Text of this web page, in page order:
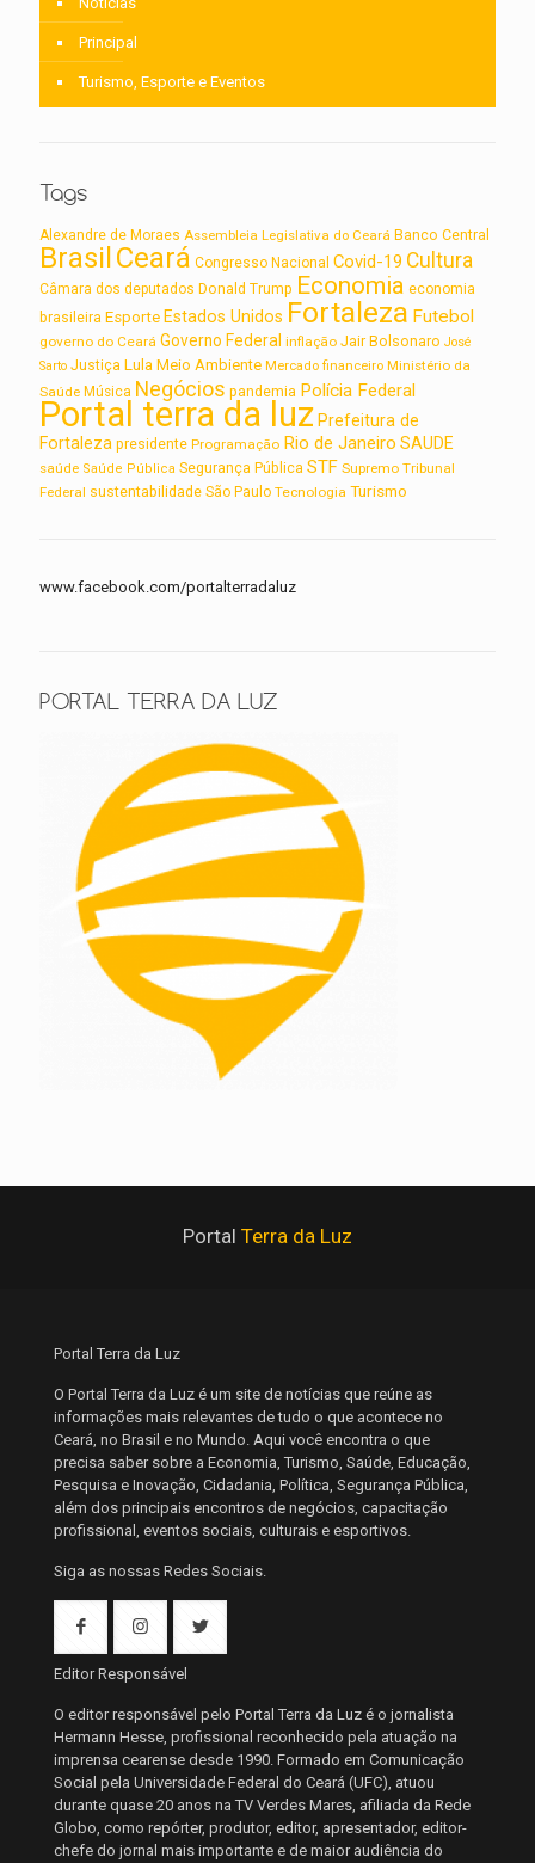
Principal
Turismo, Esporte e Eventos
Tags
Alexandre de Moraes Assembleia Legislativa do Ceará Banco Central
Brasil Ceará Congresso Nacional Covid-19 Cultura
Câmara dos deputados Donald Trump Economia economia
brasileira Esporte Estados Unidos Fortaleza Futebol
governo do Ceará Governo Federal inflação Jair Bolsonaro José
Sarto Justiça Lula Meio Ambiente Mercado financeiro Ministério da
Saúde Música Negócios pandemia Polícia Federal
Portal terra da luz Prefeitura de
Fortaleza presidente Programação Rio de Janeiro SAUDE
saúde Saúde Pública Segurança Pública STF Supremo Tribunal
Federal sustentabilidade São Paulo Tecnologia Turismo
www.facebook.com/portalterradaluz
PORTAL TERRA DA LUZ
Portal Terra da Luz
Portal Terra da Luz
O Portal Terra da Luz é um site de notícias que reúne as
informações mais relevantes de tudo o que acontece no
Ceará, no Brasil e no Mundo. Aqui você encontra o que
precisa saber sobre a Economia, Turismo, Saúde, Educação,
Pesquisa e Inovação, Cidadania, Política, Segurança Pública,
além dos principais encontros de negócios, capacitação
profissional, eventos sociais, culturais e esportivos.
Siga as nossas Redes Sociais.
Editor Responsável
O editor responsável pelo Portal Terra da Luz é o jornalista
Hermann Hesse, profissional reconhecido pela atuação na
imprensa cearense desde 1990. Formado em Comunicação
Social pela Universidade Federal do Ceará (UFC), atuou
durante quase 20 anos na TV Verdes Mares, afiliada da Rede
Globo, como repórter, produtor, editor, apresentador, editor-
chefe do jornal mais importante e de maior audiência do